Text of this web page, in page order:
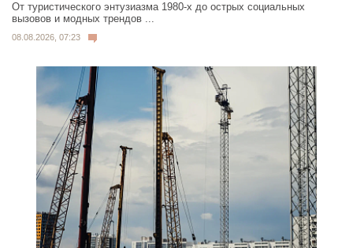
От туристического энтузиазма 1980‑х до острых социальных
вызовов и модных трендов ...
08.08.2026, 07:23